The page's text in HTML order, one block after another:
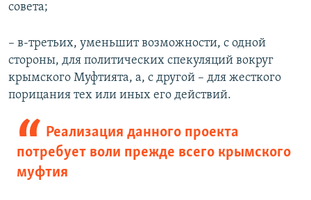
совета;
– в-третьих, уменьшит возможности, с одной
стороны, для политических спекуляций вокруг
крымского Муфтията, а, с другой – для жесткого
порицания тех или иных его действий.
Реализация данного проекта
потребует воли прежде всего крымского
муфтия